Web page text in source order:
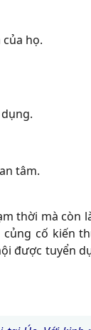
họ.
tâm.
thời mà còn
cố kiến
được tuyển